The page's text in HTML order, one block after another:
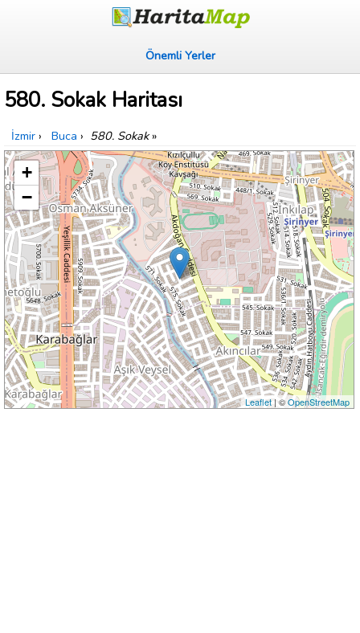
Önemli Yerler
580. Sokak Haritası
İzmir › Buca › 580. Sokak»
+
−
Leaflet| ©OpenStreetMap